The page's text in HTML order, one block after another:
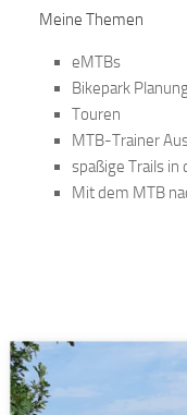
Meine Themen
eMTBs
Bikepark
Touren
MTB-Trainer
spaßige Trails
Mit dem MTB